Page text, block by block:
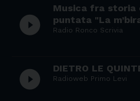
play_circle_filled
Musica fra storia
puntata "La
Radio Ronco Scrivia
play_circle_filled DIETRO LE
Radioweb Primo Levi